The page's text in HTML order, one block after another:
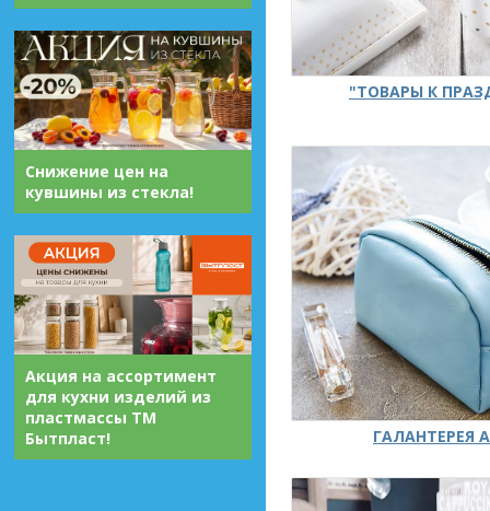
Снижение цен на
кувшины из стекла!
Акция на ассортимент
для кухни изделий из
пластмассы ТМ
Бытпласт!
"ТОВАРЫ К
ГАЛАНТЕРЕЯ